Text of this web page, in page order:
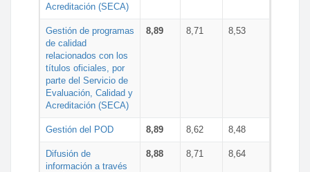
Acreditación (SECA)
Gestión de programas
de calidad
relacionados con los
títulos oficiales, por
parte del Servicio de
Evaluación, Calidad y
Acreditación (SECA)
8,89 8,71 8,53
Gestión del POD 8,89 8,62 8,48
Difusión de
información a través
8,88 8,71 8,64